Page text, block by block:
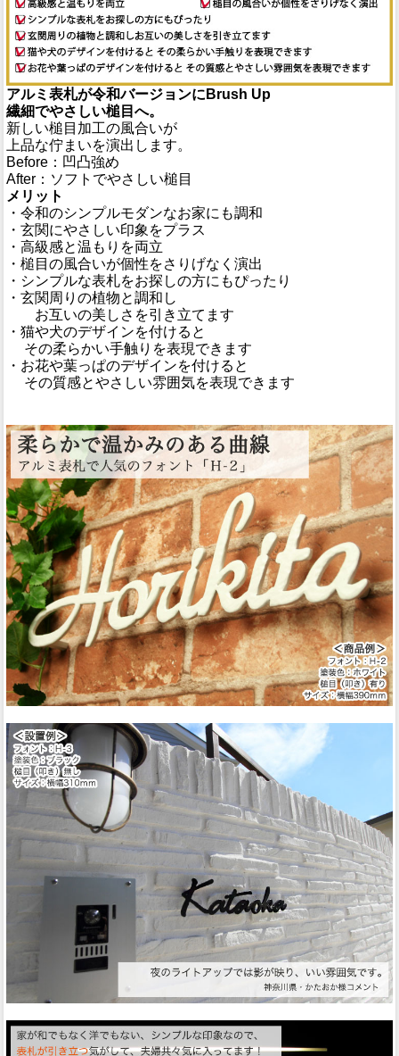
アルミ表札が令和バージョンにBrush Up
繊細でやさしい槌目へ。
新しい槌目加工の風合いが
上品な佇まいを演出します。
Before：凹凸強め
After：ソフトでやさしい槌目
メリット
・令和のシンプルモダンなお家にも調和
・玄関にやさしい印象をプラス
・高級感と温もりを両立
・槌目の風合いが個性をさりげなく演出
・シンプルな表札をお探しの方にもぴったり
・玄関周りの植物と調和し
お互いの美しさを引き立てます
・猫や犬のデザインを付けると
その柔らかい手触りを表現できます
・お花や葉っぱのデザインを付けると
その質感とやさしい雰囲気を表現できます